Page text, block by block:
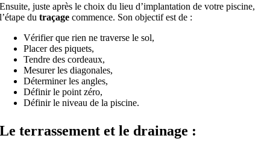
Ensuite, juste après le choix du lieu d’implantation de votre piscine,
l’étape dutraçage commence. Son objectif est de :
Vérifier que rien ne traverse le sol,
Placer des piquets,
Tendre des cordeaux,
Mesurer les diagonales,
Déterminer les angles,
Définir le point zéro,
Définir le niveau de la piscine.
Le terrassement et le drainage :